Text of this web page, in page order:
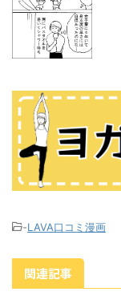
-LAVA口コミ漫画
関連記事